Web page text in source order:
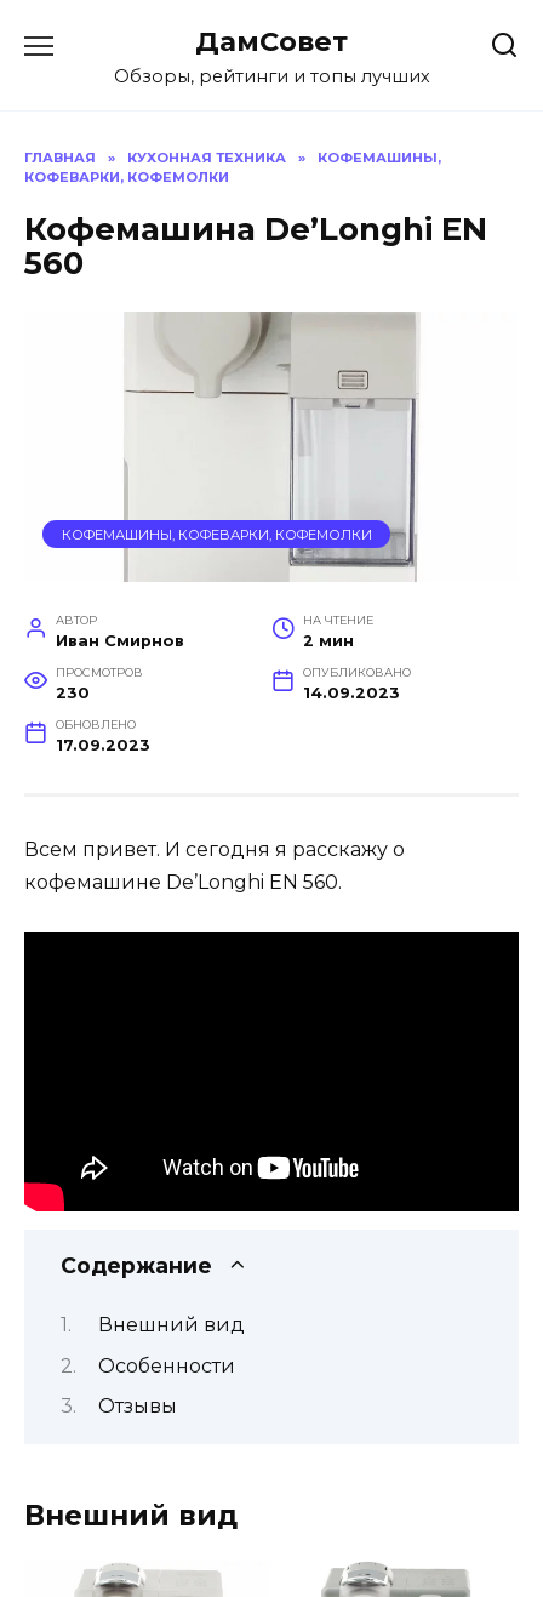
содержанию
ДамСовет
Обзоры, рейтинги и топы лучших
ГЛАВНАЯ » КУХОННАЯ ТЕХНИКА »
КОФЕМАШИНЫ,
КОФЕВАРКИ, КОФЕМОЛКИ
Кофемашина De’Longhi EN
560
КОФЕМАШИНЫ, КОФЕВАРКИ, КОФЕМОЛКИ
АВТОР
Иван Смирнов
НА ЧТЕНИЕ
2 мин
ПРОСМОТРОВ
230
ОПУБЛИКОВАНО
14.09.2023
ОБНОВЛЕНО
17.09.2023
Всем привет. И сегодня я расскажу о
кофемашине De’Longhi EN 560.
Содержание
Внешний вид
Особенности
Отзывы
Внешний вид